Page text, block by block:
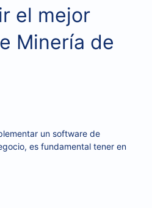
el mejor
Minería de
un software de
es fundamental tener en